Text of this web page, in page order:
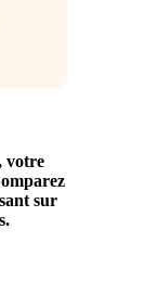
votre
sur